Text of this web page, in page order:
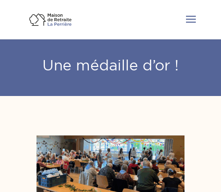
Une médaille d’or !